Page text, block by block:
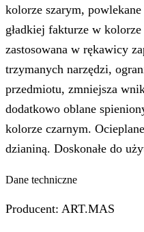
kolorze szarym,
gładkiej fakturze w
zastosowana w rękawicy
trzymanych narzędzi,
przedmiotu, zmniejsza
dodatkowo oblane
kolorze czarnym.
dzianiną. Doskonałe do
Dane techniczne
Producent: ART.MAS